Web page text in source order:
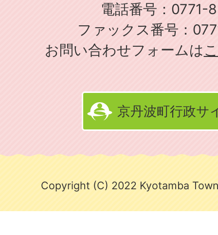
電話番号：0771-
ファックス番号：
お問い合わせフォームは
京丹波町行政サ
Copyright (C) 2022 Kyotamba